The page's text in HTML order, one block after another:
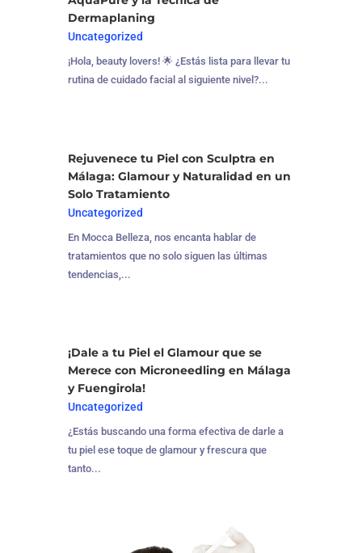
Dermaplaning
Uncategorized
¡Hola, beauty lovers! 🌟 ¿Estás lista para llevar tu
rutina de cuidado facial al siguiente nivel?...
Rejuvenece tu Piel con Sculptra en
Málaga: Glamour y Naturalidad en un
Solo Tratamiento
Uncategorized
En Mocca Belleza, nos encanta hablar de
tratamientos que no solo siguen las últimas
tendencias,...
¡Dale a tu Piel el Glamour que se
Merece con Microneedling en Málaga
y Fuengirola!
Uncategorized
¿Estás buscando una forma efectiva de darle a
tu piel ese toque de glamour y frescura que
tanto...